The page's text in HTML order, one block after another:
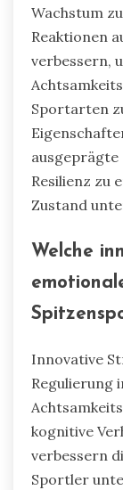
Wachstum
Reaktionen
verbessern,
Sportarten
Resilienz zu
Zustand
Welche
Innovative
Regulierung
kognitive
verbessern
Sportler